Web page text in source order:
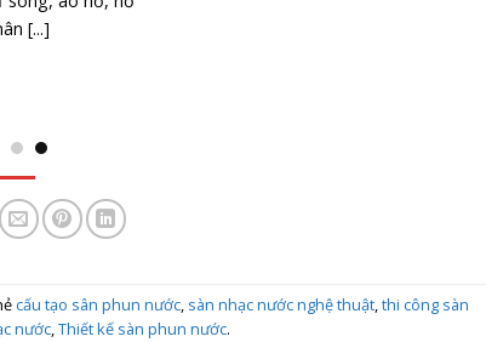
báo giá và giải
cấu tạo sân phun nước, sàn nhạc nước nghệ thuật,thi công sàn
nước,Thiết kế sàn phun nước.